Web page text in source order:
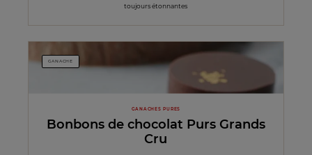
toujours étonnantes
GANACHE
GANACHES PURES
Bonbons de chocolat Purs Grands
Cru